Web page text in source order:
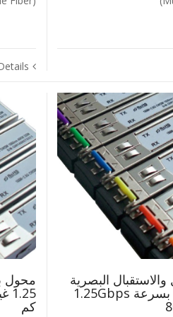
البصرية
‎DWDM SFP‎ بسرعة ‎1.25Gbps‎
كم